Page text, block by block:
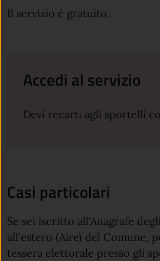
Il servizio è gratuito.
Accedi al servizio
Devi recarti agli sportelli
Casi particolari
Se sei iscritto all'Anagrafe
all'estero (Aire) del Comune,
tessera elettorale presso gli